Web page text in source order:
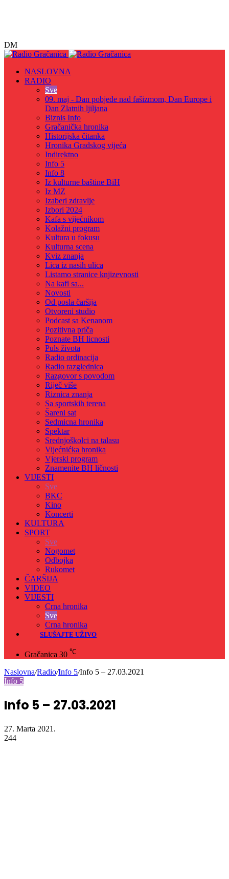
DM
NASLOVNA
RADIO
Sve
09. maj - Dan pobjede nad fašizmom, Dan Europe i
Dan Zlatnih ljiljana
Biznis Info
Gračanička hronika
Historijska čitanka
Hronika Gradskog vijeća
Indirektno
Info 5
Info 8
Iz kulturne baštine BiH
Iz MZ
Izaberi zdravlje
Izbori 2024
Kafa s vijećnikom
Kolažni program
Kultura u fokusu
Kulturna scena
Kviz znanja
Lica iz nasih ulica
Listamo stranice knjizevnosti
Na kafi sa...
Novosti
Od posla čaršija
Otvoreni studio
Podcast sa Kenanom
Pozitivna priča
Poznate BH licnosti
Puls života
Radio ordinacija
Radio razglednica
Razgovor s povodom
Riječ više
Riznica znanja
Sa sportskih terena
Šareni sat
Sedmicna hronika
Spektar
Srednjoškolci na talasu
Vijećnićka hronika
Vjerski program
Znamenite BH ličnosti
VIJESTI
Sve
BKC
Kino
Koncerti
KULTURA
SPORT
Sve
Nogomet
Odbojka
Rukomet
ČARŠIJA
VIDEO
VIJESTI
Crna hronika
Sve
Crna hronika
SLUŠAJTE UŽIVO
Gračanica 30 ℃
Naslovna/Radio/Info 5/Info 5 – 27.03.2021
Info 5
Info 5 – 27.03.2021
27. Marta 2021.
244